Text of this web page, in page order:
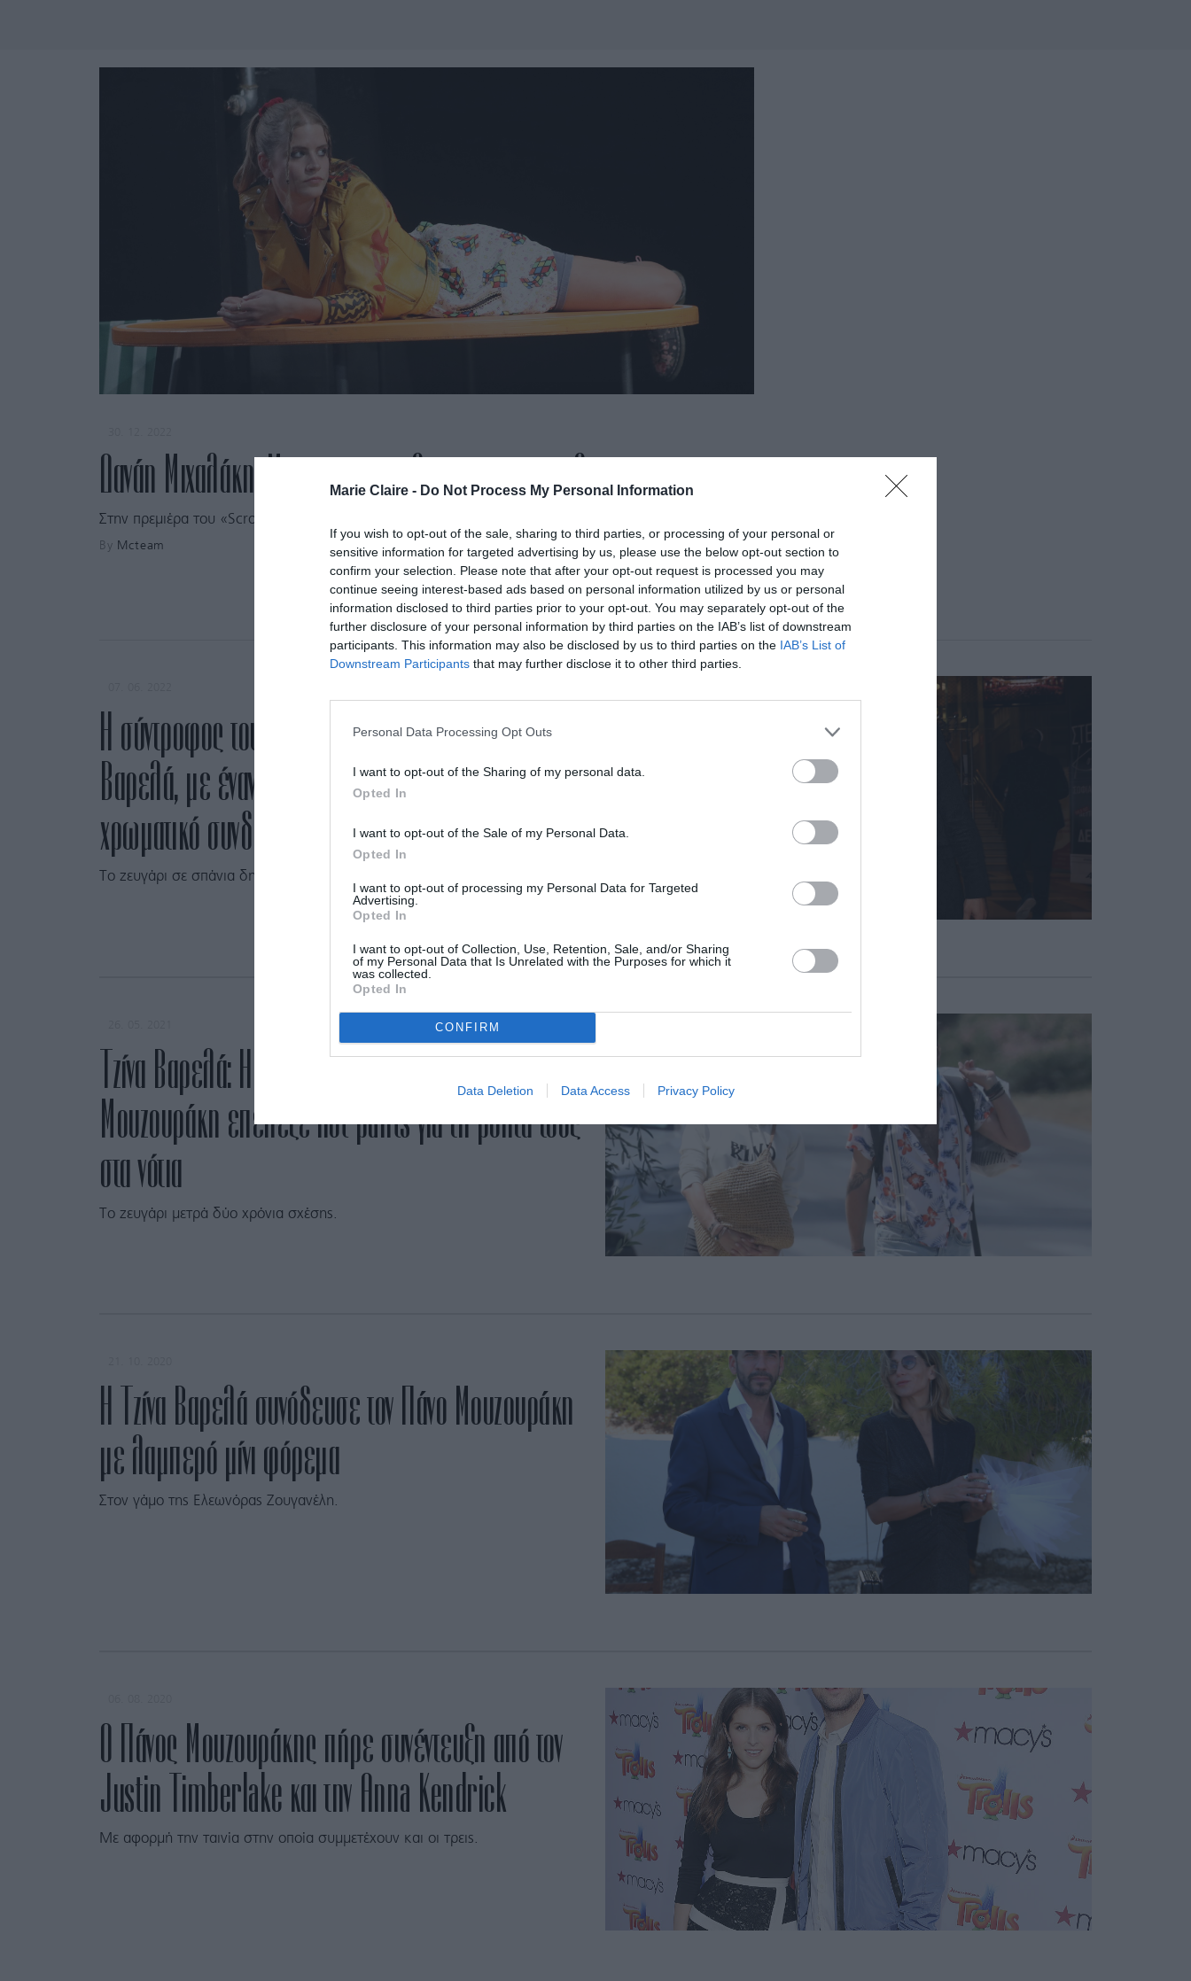
Marie Claire - Do Not Process My Personal Information
If you wish to opt-out of the sale, sharing to third parties, or processing of your personal or
sensitive information for targeted advertising by us, please use the below opt-out section to
confirm your selection. Please note that after your opt-out request is processed you may
continue seeing interest-based ads based on personal information utilized by us or personal
information disclosed to third parties prior to your opt-out. You may separately opt-out of the
further disclosure of your personal information by third parties on the IAB’s list of downstream
participants. This information may also be disclosed by us to third parties on the IAB’s List of
Downstream Participants that may further disclose it to other third parties.
Personal Data Processing Opt Outs
I want to opt-out of the Sharing of my personal data.
Opted In
I want to opt-out of the Sale of my Personal Data.
Opted In
I want to opt-out of processing my Personal Data for Targeted
Advertising.
Opted In
I want to opt-out of Collection, Use, Retention, Sale, and/or Sharing
of my Personal Data that Is Unrelated with the Purposes for which it
was collected.
Opted In
CONFIRM
Data Deletion Data Access Privacy Policy
Δανάη Μιχαλάκη: Με το πιο ευκολοφόρετο και στιλάτο τοπ
Στην πρεμιέρα του «Scrooge & Ghosts and Rock ‘n’ Roll» στο Μέγαρο Μουσικής Αθηνών.
By Mcteam
Η σύντροφος του Πάνου Μουζουράκη, Τζίνα
Βαρελά, με έναν ασυνήθιστο και εντυπωσιακό
χρωματικό συνδυασμό
Το ζευγάρι σε σπάνια δημόσια εμφάνιση.
Τζίνα Βαρελά: Η σύντροφος του Πάνου
Μουζουράκη επέλεξε hot pants για τη βόλτα τους
στα νότια
Το ζευγάρι μετρά δύο χρόνια σχέσης.
Η Τζίνα Βαρελά συνόδευσε τον Πάνο Μουζουράκη
με λαμπερό μίνι φόρεμα
Στον γάμο της Ελεωνόρας Ζουγανέλη.
Ο Πάνος Μουζουράκης πήρε συνέντευξη από τον
Justin Timberlake και την Anna Kendrick
Με αφορμή την ταινία στην οποία συμμετέχουν και οι τρεις.